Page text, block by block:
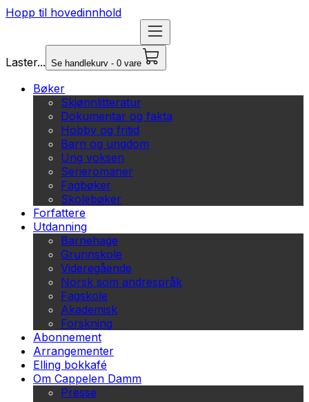
Hopp til hovedinnhold
Laster... Se handlekurv - 0 vare
Bøker
Skjønnlitteratur
Dokumentar og fakta
Hobby og fritid
Barn og ungdom
Ung voksen
Serieromaner
Fagbøker
Skolebøker
Forfattere
Utdanning
Barnehage
Grunnskole
Videregående
Norsk som andrespråk
Fagskole
Akademisk
Forskning
Abonnement
Arrangementer
Elling bokkafé
Om Cappelen Damm
Presse